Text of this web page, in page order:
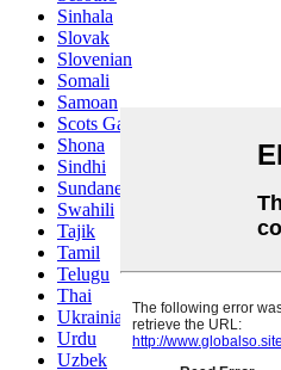
Sinhala
Slovak
Slovenian
Somali
Samoan
Scots Gaelic
Shona
Sindhi
Sundanese
Swahili
Tajik
Tamil
Telugu
Thai
Ukrainian
Urdu
Uzbek